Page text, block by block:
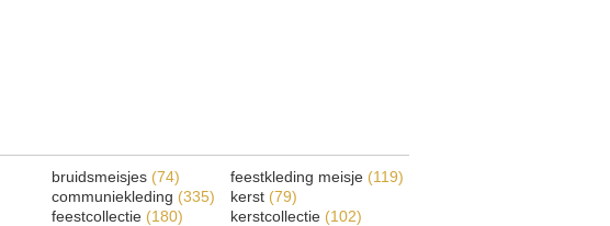
bruidsmeisjes (74)
communiekleding (335)
feestcollectie (180)
feestkleding meisje (119)
kerst (79)
kerstcollectie (102)